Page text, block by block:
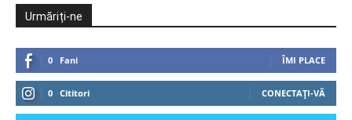
Urmăriți-ne
0 Fani ÎMI PLACE
0 Cititori CONECTAȚI-VĂ